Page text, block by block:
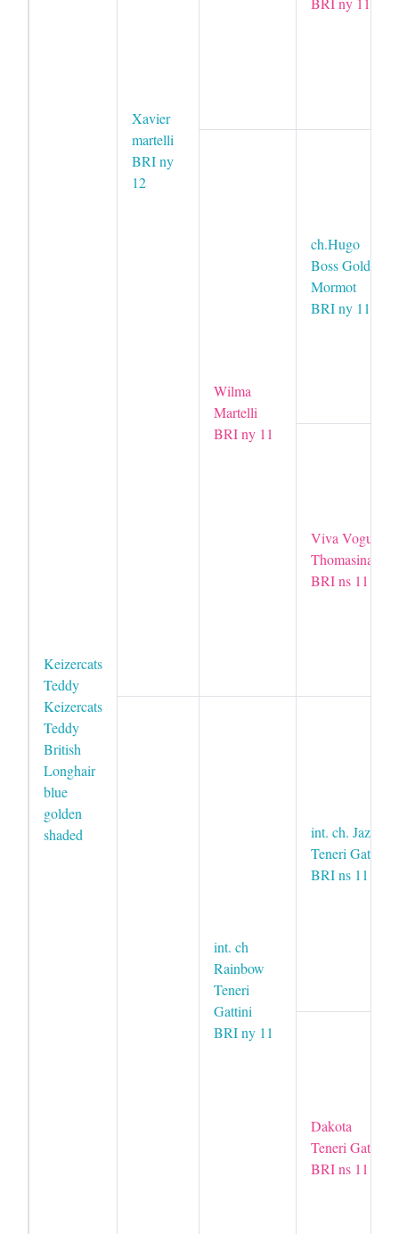
Keizercats
Teddy
Keizercats
Teddy
British
Longhair
blue
golden
shaded
Xavier
martelli
BRI ny
12
Wilma
Martelli
BRI ny 11
ch.Hugo
Boss Golden
Mormot
BRI ny 11
Viva Vogue
Thomasina
BRI ns 11
int. ch
Rainbow
Teneri
Gattini
BRI ny 11
int. ch. Jazz
Teneri Gattini
BRI ns 11
Dakota
Teneri Gattini
BRI ns 11